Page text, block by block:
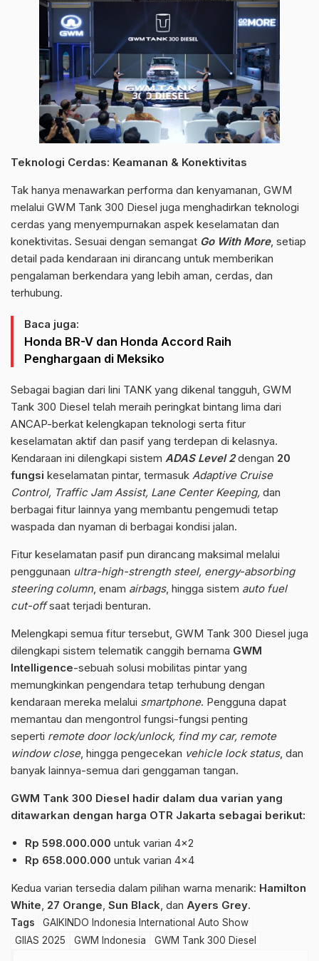
Teknologi Cerdas: Keamanan & Konektivitas
Tak hanya menawarkan performa dan kenyamanan, GWM
melalui GWM Tank 300 Diesel juga menghadirkan teknologi
cerdas yang menyempurnakan aspek keselamatan dan
konektivitas. Sesuai dengan semangat Go With More, setiap
detail pada kendaraan ini dirancang untuk memberikan
pengalaman berkendara yang lebih aman, cerdas, dan
terhubung.
Baca juga:
Honda BR-V dan Honda Accord Raih
Penghargaan di Meksiko
Sebagai bagian dari lini TANK yang dikenal tangguh, GWM
Tank 300 Diesel telah meraih peringkat bintang lima dari
ANCAP-berkat kelengkapan teknologi serta fitur
keselamatan aktif dan pasif yang terdepan di kelasnya.
Kendaraan ini dilengkapi sistem ADAS Level 2dengan 20
fungsi keselamatan pintar, termasuk Adaptive Cruise
Control, Traffic Jam Assist, Lane Center Keeping, dan
berbagai fitur lainnya yang membantu pengemudi tetap
waspada dan nyaman di berbagai kondisi jalan.
Fitur keselamatan pasif pun dirancang maksimal melalui
penggunaan ultra-high-strength steel, energy-absorbing
steering column, enam airbags, hingga sistem auto fuel
cut-offsaat terjadi benturan.
Melengkapi semua fitur tersebut, GWM Tank 300 Diesel juga
dilengkapi sistem telematik canggih bernama GWM
Intelligence-sebuah solusi mobilitas pintar yang
memungkinkan pengendara tetap terhubung dengan
kendaraan mereka melalui smartphone. Pengguna dapat
memantau dan mengontrol fungsi-fungsi penting
seperti remote door lock/unlock, find my car, remote
window close, hingga pengecekan vehicle lock status, dan
banyak lainnya-semua dari genggaman tangan.
GWM Tank 300 Diesel hadir dalam dua varian yang
ditawarkan dengan harga OTR Jakarta sebagai berikut:
Rp 598.000.000 untuk varian 4×2
Rp 658.000.000 untuk varian 4×4
Kedua varian tersedia dalam pilihan warna menarik: Hamilton
White, 27 Orange, Sun Black, dan Ayers Grey.
Tags
GAIKINDO Indonesia International Auto Show
GIIAS 2025
GWM Indonesia GWM Tank 300 Diesel